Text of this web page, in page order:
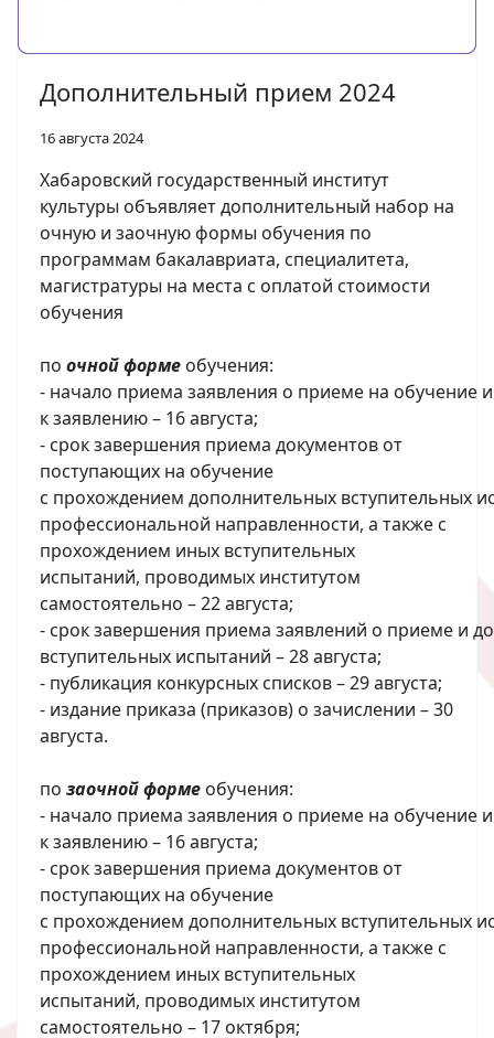
Дополнительный прием 2024
16 августа 2024
Хабаровский государственный институт
культуры объявляетдополнительный набор на
очную и заочную формы обучения по
программам бакалавриата, специалитета,
магистратуры на места с оплатой стоимости
обучения
по очной форме обучения:
- начало приема заявления о приеме на обучение и
к заявлению – 16 августа;
- срок завершения приема документов от
поступающих на обучение
с прохождением дополнительных вступительных
профессиональной направленности, а также с
прохождением иных вступительных
испытаний, проводимых институтом
самостоятельно – 22августа;
- срокзавершения приема заявлений о приеме и
вступительных испытаний – 28 августа;
- публикация конкурсных списков – 29 августа;
- издание приказа (приказов) о зачислении – 30
августа.
по заочной форме обучения:
- начало приема заявления о приеме на обучение и
к заявлению – 16 августа;
- срок завершения приема документов от
поступающих на обучение
с прохождением дополнительных вступительных
профессиональной направленности, а также с
прохождением иных вступительных
испытаний, проводимых институтом
самостоятельно – 17 октября;